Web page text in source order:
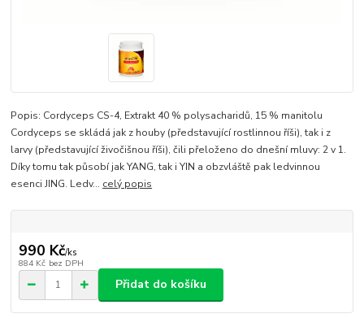
Popis: Cordyceps CS-4, Extrakt 40 % polysacharidů, 15 % manitolu
Cordyceps se skládá jak z houby (představující rostlinnou říši), tak i z
larvy (představující živočišnou říši), čili přeloženo do dnešní mluvy: 2 v 1.
Díky tomu tak působí jak YANG, tak i YIN a obzvláště pak ledvinnou
esenci JING. Ledv... celý popis
990 Kč/ks
884 Kč bez DPH
Přidat do košíku